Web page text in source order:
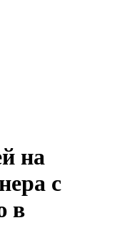
на
с
в